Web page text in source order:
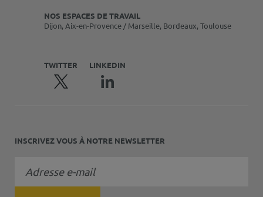
NOS ESPACES DE TRAVAIL
Dijon, Aix-en-Provence / Marseille, Bordeaux, Toulouse
TWITTER LINKEDIN
INSCRIVEZ VOUS À NOTRE NEWSLETTER